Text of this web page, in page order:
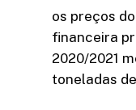
os preços
financeira
2020/2021
toneladas